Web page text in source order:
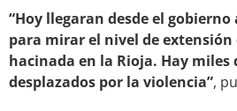
“Hoy llegaran desde el
para mirar el nivel de
hacinada en la Rioja. Hay miles
desplazados por la violencia”,